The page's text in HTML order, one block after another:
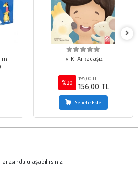
İyi Ki Arkadaşız
%20
195,00 TL
156,00 TL
Sepete Ekle
ulaşabilirsiniz.